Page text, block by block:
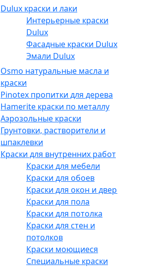
Dulux краски и лаки
Интерьерные краски
Dulux
Фасадные краски Dulux
Эмали Dulux
Osmo натуральные масла и
краски
Pinotex пропитки для дерева
Hamerite краски по металлу
Аэрозольные краски
Грунтовки, растворители и
шпаклевки
Краски для внутренних работ
Краски для мебели
Краски для обоев
Краски для окон и дверей
Краски для пола
Краски для потолка
Краски для стен и
потолков
Краски моющиеся
Специальные краски